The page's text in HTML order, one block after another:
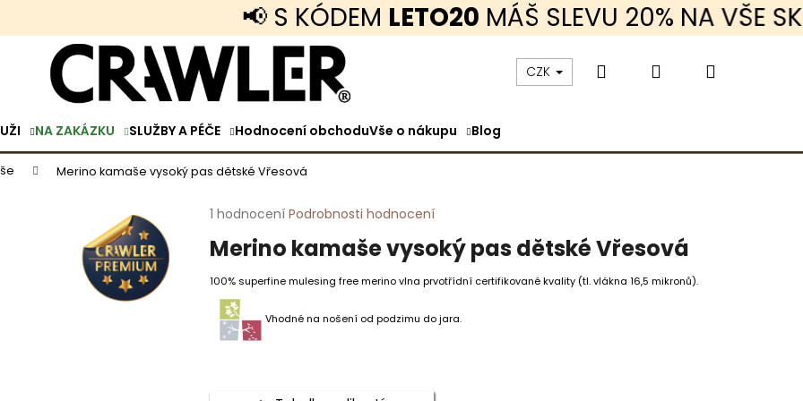
📢 S KÓDEMLETO20MÁŠ SLEVU 20% NA VŠE
CZK HledatPřihlášeníNákupní
NA ZAKÁZKU SLUŽBY A PÉČE Hodnocení obchoduVše o nákupu Blog
Merino kamaše vysoký pas dětské Vřesová
Průměrné
produktu
5,0
hvězdiček.
1 hodnocení Podrobnosti hodnocení
Merino kamaše vysoký pas dětské Vřesová
100% superfine mulesing free merino vlna prvotřídní certifikované kvality (tl. vlákna 16,5 mikronů).
Vhodné na nošení od podzimu do jara.
Co potřebujete najít?
HLEDAT
Doporučujeme